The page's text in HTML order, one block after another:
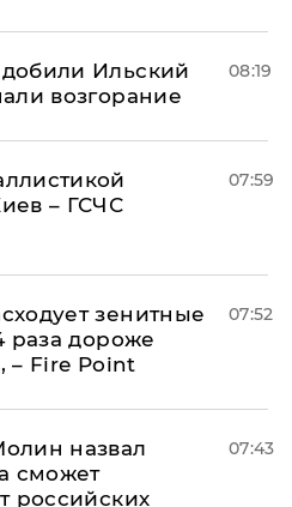
Ильский
возгорание
08:19
– ГСЧС
07:59
зенитные
раза дороже
– Fire Point
07:52
назвал
сможет
российских
07:43